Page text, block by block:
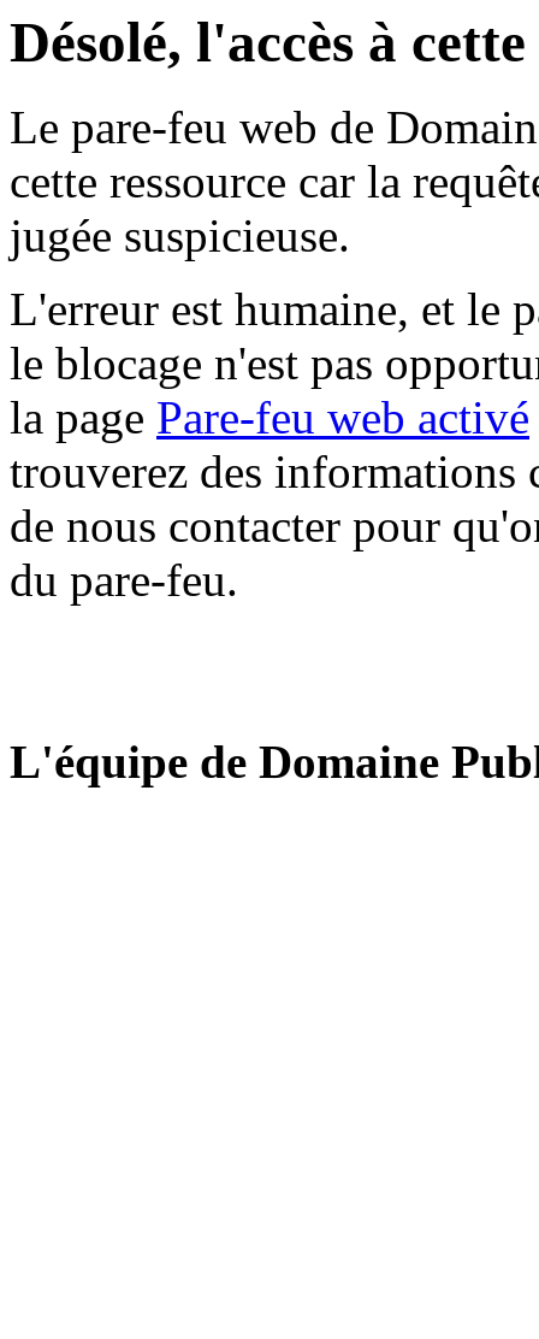
Désolé, l'accès à
Le pare-feu web de
cette ressource car la
jugée suspicieuse.
L'erreur est humaine, et le
le blocage n'est pas
la page Pare-feu web activé
trouverez des informations
de nous contacter pour
du pare-feu.
L'équipe de Domaine